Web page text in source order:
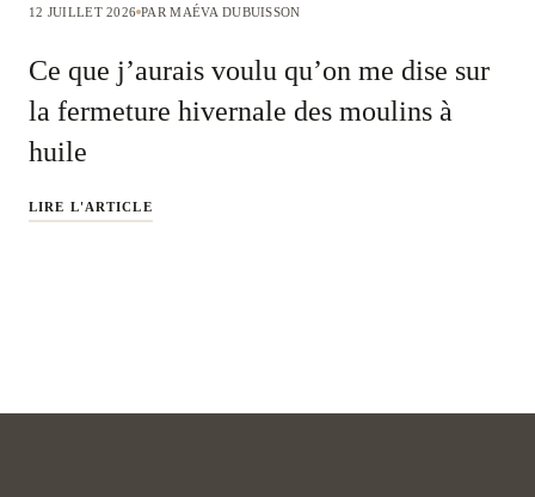
12 JUILLET 2026 PAR MAÉVA DUBUISSON
Ce que j’aurais voulu qu’on me dise sur
la fermeture hivernale des moulins à
huile
LIRE L'ARTICLE